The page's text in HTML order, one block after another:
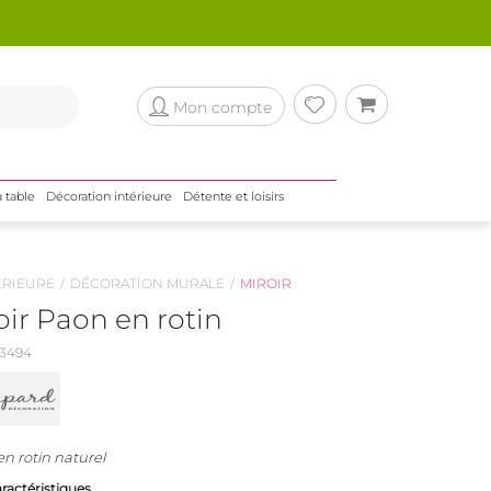
Mon compte
table Décoration intérieure Détente et loisirs
DÉCORATION MURALE MIROIR
Paon en rotin
rotin naturel